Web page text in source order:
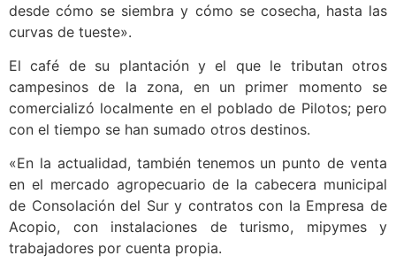
desde cómo se siembra y cómo se cosecha, hasta las
curvas de tueste».
El café de su plantación y el que le tributan otros
campesinos de la zona, en un primer momento se
comercializó localmente en el poblado de Pilotos; pero
con el tiempo se han sumado otros destinos.
«En la actualidad, también tenemos un punto de venta
en el mercado agropecuario de la cabecera municipal
de Consolación del Sur y contratos con la Empresa de
Acopio, con instalaciones de turismo, mipymes y
trabajadores por cuenta propia.